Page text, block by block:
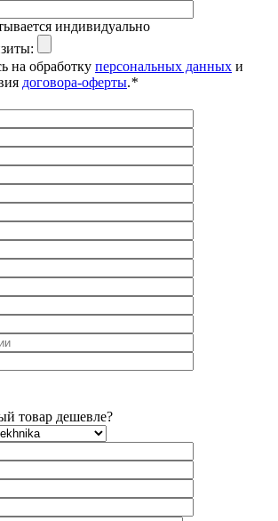
индивидуально
на обработку персональных данных и
договора-оферты.*
товар дешевле?